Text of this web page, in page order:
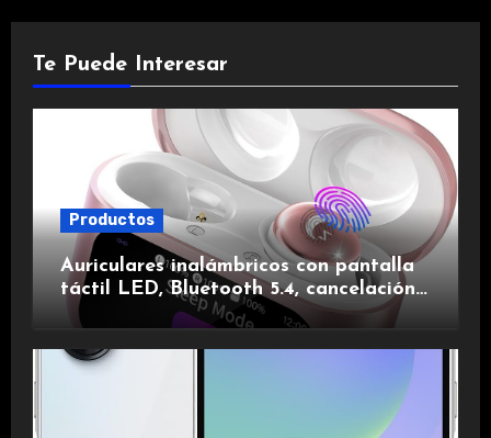
Te Puede Interesar
Productos
Auriculares inalámbricos con pantalla
táctil LED, Bluetooth 5.4, cancelación
de ruido, impermeables y de larga
duración.